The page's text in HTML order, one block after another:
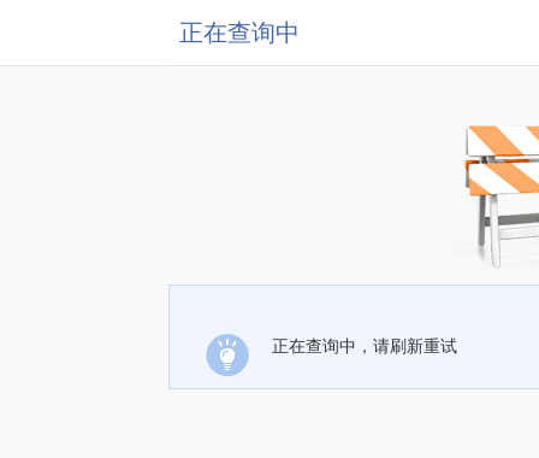
正在查询中
正在查询中，请刷新重试